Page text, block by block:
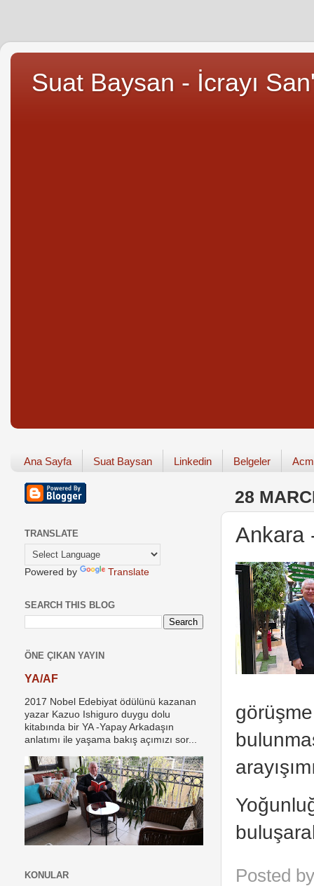
Suat Baysan - İcrayı
Ana Sayfa Suat Baysan Linkedin Belgeler
28
Ankara
Posted
TRANSLATE
Powered by Translate
SEARCH THIS BLOG
ÖNE ÇIKAN YAYIN
YA/AF
2017 Nobel Edebiyat ödülünü kazanan
yazar Kazuo Ishiguro duygu dolu
kitabında bir YA -Yapay Arkadaşın
anlatımı ile yaşama bakış açımızı sor...
KONULAR